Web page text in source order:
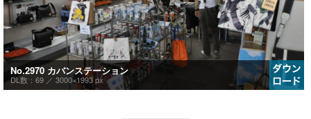
No.2970 カバンステーション
DL数：69 ／ 3000×1993 px